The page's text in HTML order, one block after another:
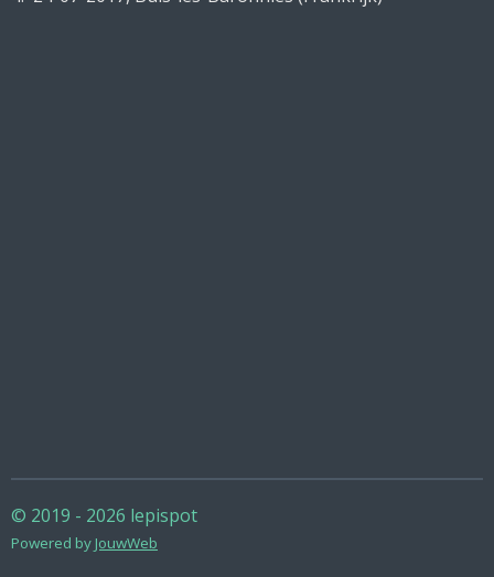
© 2019 - 2026 lepispot
Powered by JouwWeb